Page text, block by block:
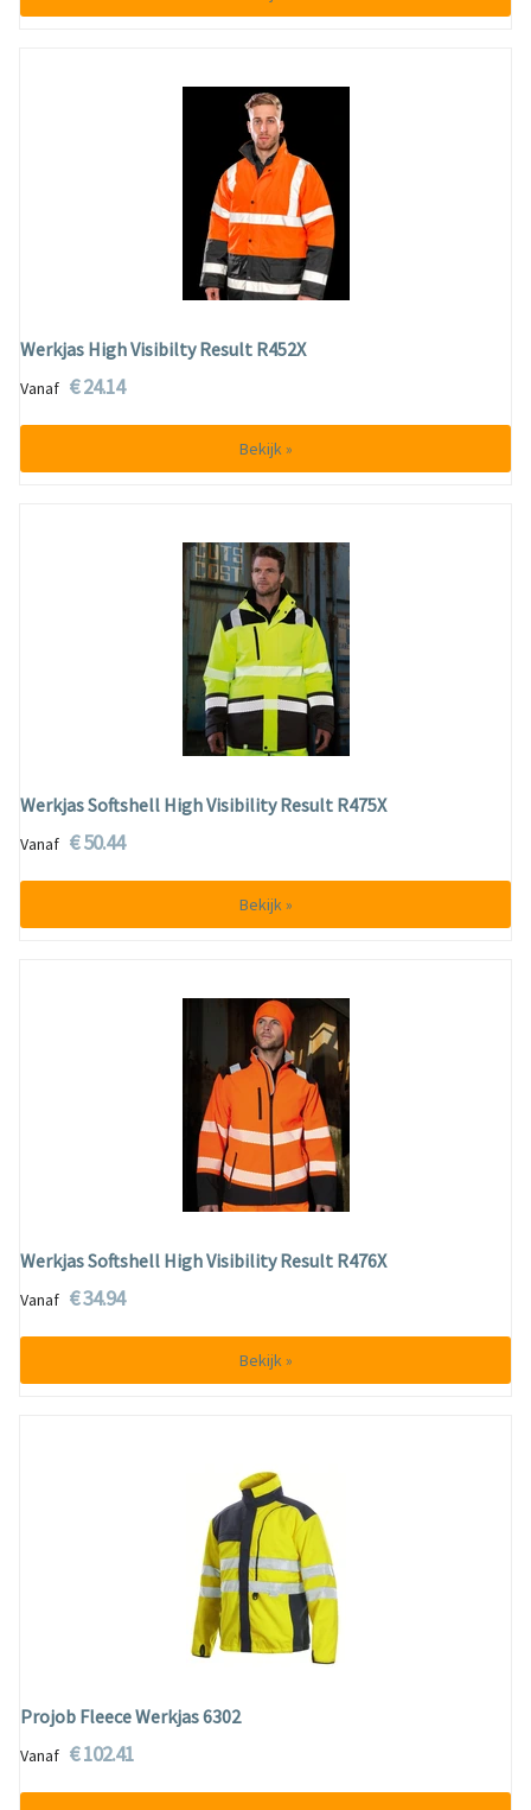
Werkjas High Visibilty Result R452X
Vanaf € 24.14
Bekijk »
Werkjas Softshell High Visibility Result R475X
Vanaf € 50.44
Bekijk »
Werkjas Softshell High Visibility Result R476X
Vanaf € 34.94
Bekijk »
Projob Fleece Werkjas 6302
Vanaf € 102.41